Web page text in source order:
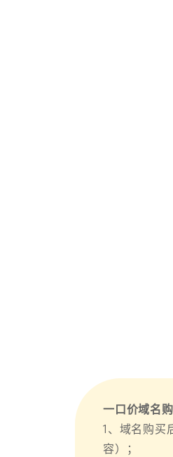
一口价域名
1、域名购买
容）；